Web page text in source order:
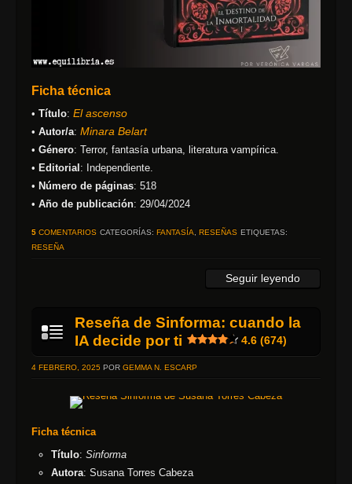
Ficha técnica
• Título: El ascenso
• Autor/a: Minara Belart
• Género: Terror, fantasía urbana, literatura vampírica.
• Editorial : Independiente.
• Número de páginas: 518
• Año de publicación: 29/04/2024
Seguir leyendo
5 COMENTARIOS CATEGORÍAS: FANTASÍA RESEÑAS ETIQUETAS:
RESEÑA
Reseña de Sinforma: cuando la
IA decide por ti
4.6 (674)
4 FEBRERO, 2025 POR GEMMA N. ESCARP
Ficha técnica
Título: Sinforma
Autora: Susana Torres Cabeza